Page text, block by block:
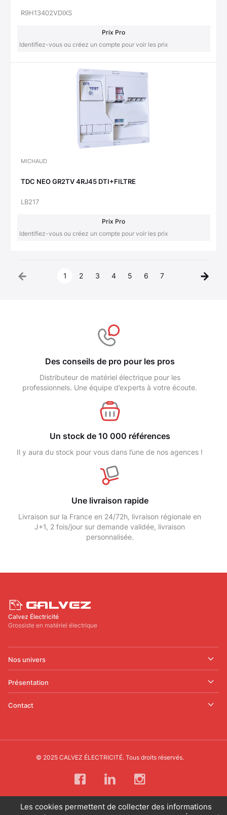
R9H13402VDIXS
Prix Pro
Identifiez-vous ou créez un compte pour voir les prix
MICHAUD
TDC NEO GR2TV 4RJ45 DTI+FILTRE
LB217
Prix Pro
Identifiez-vous ou créez un compte pour voir les prix
1 2 3 4 5 6 7
Des conseils de pro pour les pros
Distributeur de matériel électrique pour les
professionnels. Une équipe d’experts à votre écoute.
Un stock de 10 000 références
Il y aura du stock pour vous dans l’une de nos agences !
Une livraison rapide
Livraison sur la France en 24/72h, livraison régionale en
J+1, 2 fois/jour sur demande validée, livraison
personnalisée.
Calvez Électricité
Grossiste en matériel électrique
Nos univers
Présentation
Contact
© 2025 CALVEZ ÉLECTRICITÉ. Tous droits réservés.
Les cookies permettent de collecter des informations